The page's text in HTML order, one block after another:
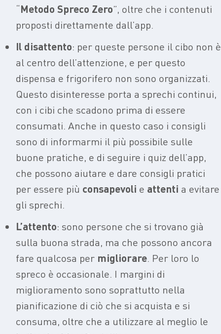
“Metodo Spreco Zero”, oltre che i contenuti
proposti direttamente dall’app.
Il disattento: per queste persone il cibo non è
al centro dell’attenzione, e per questo
dispensa e frigorifero non sono organizzati.
Questo disinteresse porta a sprechi continui,
con i cibi che scadono prima di essere
consumati. Anche in questo caso i consigli
sono di informarmi il più possibile sulle
buone pratiche, e di seguire i quiz dell’app,
che possono aiutare e dare consigli pratici
per essere più consapevoli e attenti a evitare
gli sprechi.
L’attento: sono persone che si trovano già
sulla buona strada, ma che possono ancora
fare qualcosa per migliorare. Per loro lo
spreco è occasionale. I margini di
miglioramento sono soprattutto nella
pianificazione di ciò che si acquista e si
consuma, oltre che a utilizzare al meglio le